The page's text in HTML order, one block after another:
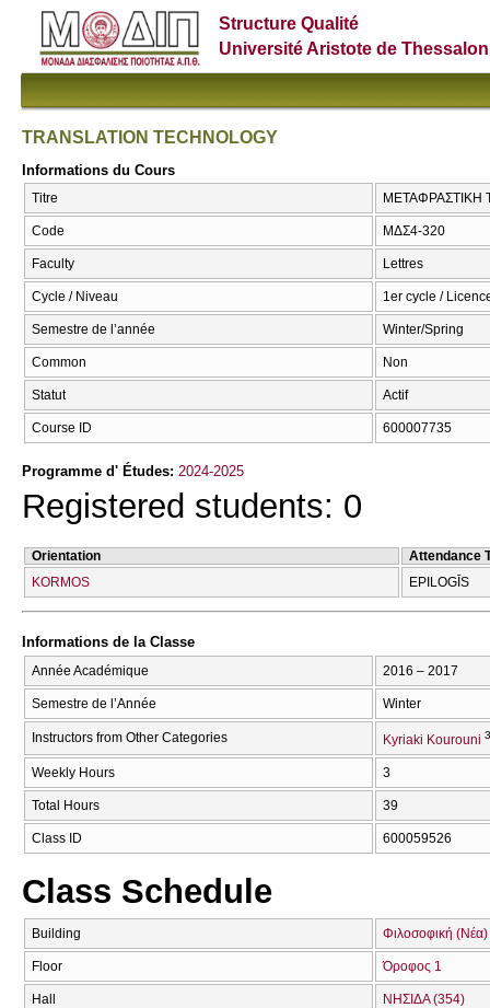
Structure Qualité
Université Aristote de
TRANSLATION TECHNOLOGY
Informations du Cours
Titre ΜΕΤΑΦΡΑΣΤΙΚΗ
Code ΜΔΣ4-320
Faculty Lettres
Cycle / Niveau 1er cycle /
Semestre de l’année Winter/Spring
Common Non
Statut Actif
Course ID 600007735
Programme d' Études: 2024-2025
Registered students: 0
Orientation
Attendance
KORMOS
EPILOGĪS
Informations de la Classe
Année Académique 2016 – 2017
Semestre de l’Année Winter
Instructors from Other Categories Kyriaki Kourouni
Weekly Hours 3
Total Hours 39
Class ID 600059526
Class Schedule
Building Φιλοσοφική (Νέα)
Floor Όροφος 1
Hall ΝΗΣΙΔΑ (354)